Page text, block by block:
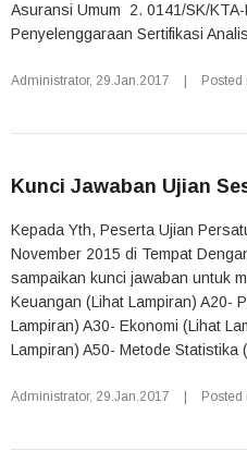
Asuransi Umum 2. 0141/SK/
Penyelenggaraan Sertifikasi
Administrator, 29.Jan.2017 Posted
Kunci Jawaban Ujian
Kepada Yth, Peserta Ujian
November 2015 di Tempat
sampaikan kunci jawaban untuk
Keuangan (Lihat Lampiran) A20-
Lampiran) A30- Ekonomi (Lihat
Lampiran) A50- Metode Statistika
Administrator, 29.Jan.2017 Posted